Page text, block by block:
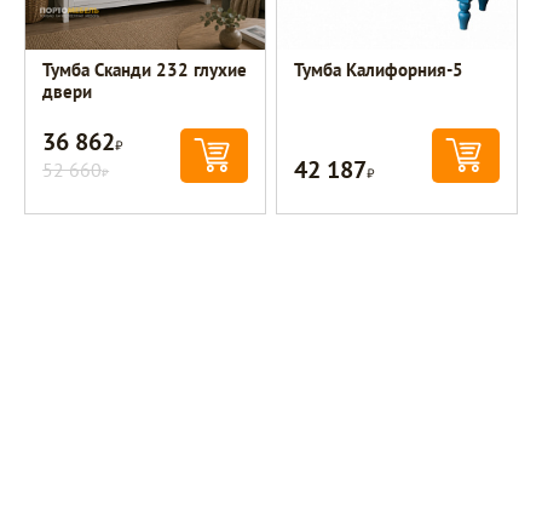
Тумба Сканди 232 глухие
двери
36 862Р
52 660Р
Тумба Калифорния-5
42 187Р